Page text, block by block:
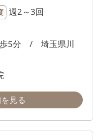
週2～3回
歩5分 / 埼玉県川
見る